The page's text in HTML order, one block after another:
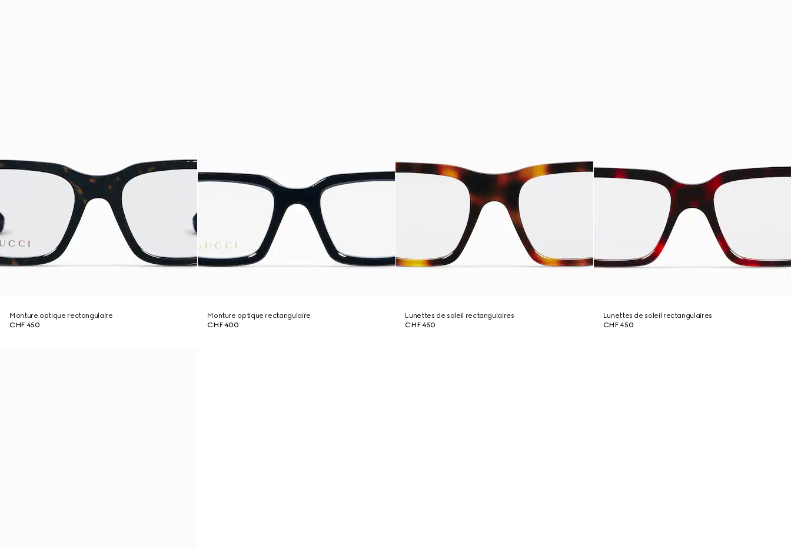
Monture optique rectangulaire
CHF 450
Monture optique rectangulaire
CHF 400
Lunettes de soleil rectangulaires
CHF 450
Lunettes de soleil rectangulaires
CHF 450